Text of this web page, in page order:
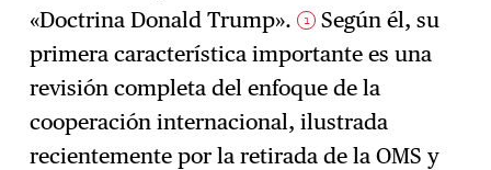
«Doctrina Donald Trump». 1
Según él, su
primera característica importante es una
revisión completa del enfoque de la
cooperación internacional, ilustrada
recientemente por la retirada de la OMS y